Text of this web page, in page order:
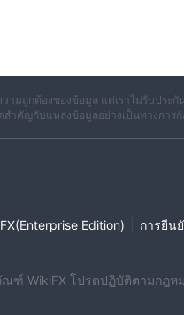
มถูกต้องของข้อมูล แต่เราไม่รับประ
สำคัญกับแหล่งข้อมูลอย่างเป็นทางการ
Edition) การยืน
ฑ์ WikiFX โปรดปฏิบัติตามกฎห